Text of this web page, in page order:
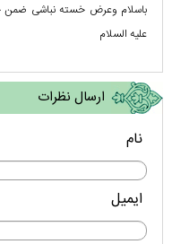
باسلام وعرض خسته نباشی ضمن
علیه السلام
ارسال نظرات
نام
ایمیل